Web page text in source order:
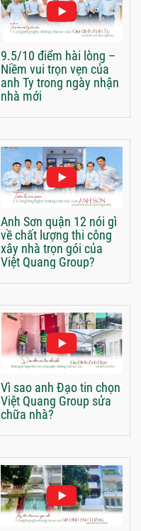
9.5/10 điểm hài lòng –
Niềm vui trọn vẹn của
anh Ty trong ngày nhận
nhà mới
Anh Sơn quận 12 nói gì
về chất lượng thi công
xây nhà trọn gói của
Việt Quang Group?
Vì sao anh Đạo tin chọn
Việt Quang Group sửa
chữa nhà?